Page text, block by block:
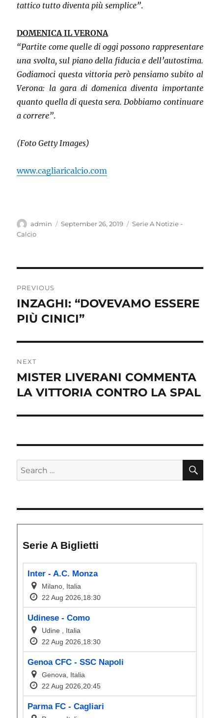
tattico tutto diventa più semplice”.
DOMENICA IL VERONA
“Partite come quelle di oggi possono rappresentare
una svolta, sul piano della fiducia e dell’autostima.
Godiamoci questa vittoria però pensiamo subito al
Verona: la gara di domenica diventa importante
quanto quella di questa sera. Dobbiamo continuare
a correre”.
(Foto Getty Images)
www.cagliaricalcio.com
Author
admin
Posted
September 26, 2019 Categories
Serie A Notizie -
Calcio
navigation
PREVIOUS
Previous
post:
INZAGHI: “DOVEVAMO ESSERE
PIÙ CINICI”
NEXT
Next
post:
MISTER LIVERANI COMMENTA
LA VITTORIA CONTRO LA SPAL
Search
for: